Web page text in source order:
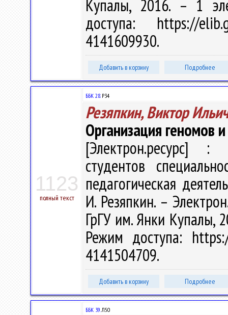
Купалы, 2016. – 1
доступа: https://
4141609930.
Добавить в корзину Подробнее
1123
полный текст
ББК 28.Р34
Резяпкин, Виктор Ильич
Организация геномов и
[Электрон.ресурс] :
студентов
педагогическая
И. Резяпкин. –
ГрГУ им. Янки Купалы,
Режим доступа:
4141504709.
Добавить в корзину Подробнее
ББК 39.Л50